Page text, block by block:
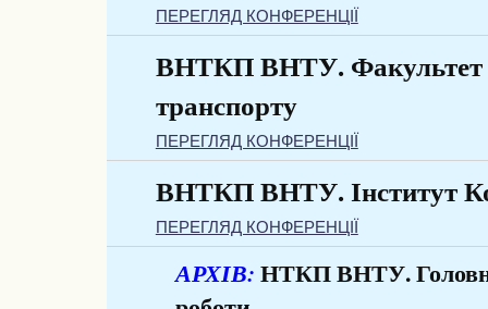
ПЕРЕГЛЯД КОНФЕРЕНЦІЇ
ВНТКП ВНТУ. Факультет
транспорту
ПЕРЕГЛЯД КОНФЕРЕНЦІЇ
ВНТКП ВНТУ. Інститут
ПЕРЕГЛЯД КОНФЕРЕНЦІЇ
НТКП ВНТУ.